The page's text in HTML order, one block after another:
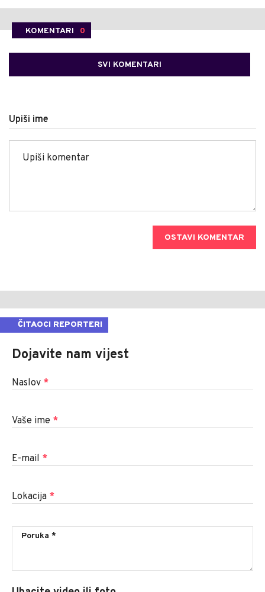
KOMENTARI 0
SVI KOMENTARI
Upiši ime
OSTAVI KOMENTAR
ČITAOCI REPORTERI
Dojavite nam vijest
Naslov *
Vaše ime *
E-mail *
Lokacija *